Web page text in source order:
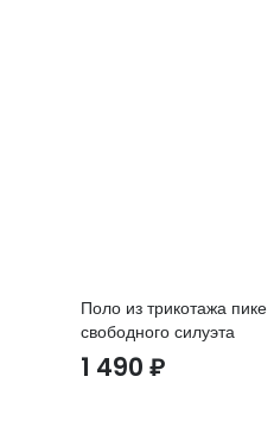
Поло из трикотажа пике
свободного силуэта
1 490 ₽